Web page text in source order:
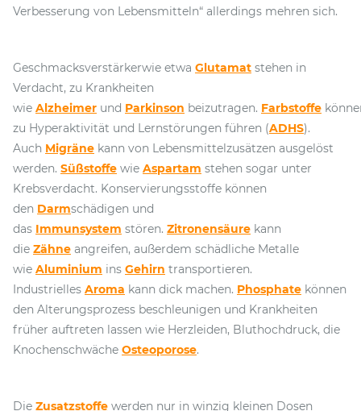
Verbesserung von Lebensmitteln“ allerdings mehren sich.
Geschmacksverstärkerwie etwa Glutamat stehen in
Verdacht, zu Krankheiten
wie Alzheimer und Parkinson beizutragen. Farbstoffe
zu Hyperaktivität und Lernstörungen führen (ADHS).
Auch Migräne kann von Lebensmittelzusätzen ausgelöst
werden. Süßstoffe wie Aspartam stehen sogar unter
Krebsverdacht. Konservierungsstoffe können
den Darmschädigen und
das Immunsystem stören. Zitronensäure kann
die Zähne angreifen, außerdem schädliche Metalle
wie Aluminium ins Gehirn transportieren.
Industrielles Aroma kann dick machen. Phosphate können
den Alterungsprozess beschleunigen und Krankheiten
früher auftreten lassen wie Herzleiden, Bluthochdruck, die
Knochenschwäche Osteoporose.
Die Zusatzstoffe werden nur in winzig kleinen Dosen